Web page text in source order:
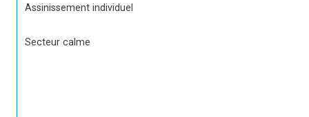
Assinissement individuel
Secteur calme